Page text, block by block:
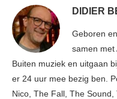
DIDIER
Geboren
samen met
Buiten muziek en uitgaan
er 24 uur mee bezig ben.
Nico, The Fall, The Sound,